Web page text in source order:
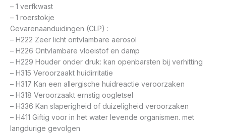
– 1 verfkwast
– 1 roerstokje
Gevarenaanduidingen (CLP) :
– H222 Zeer licht ontvlambare aerosol
– H226 Ontvlambare vloeistof en damp
– H229 Houder onder druk: kan openbarsten bij verhitting
– H315 Veroorzaakt huidirritatie
– H317 Kan een allergische huidreactie veroorzaken
– H318 Veroorzaakt ernstig oogletsel
– H336 Kan slaperigheid of duizeligheid veroorzaken
– H411 Giftig voor in het water levende organismen. met
langdurige gevolgen